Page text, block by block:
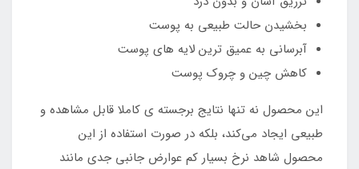
بخشیدن حالت طبیعی به پوست
آبرسانی به عمیق ترین لایه های پوست
کاهش چین و چروک پوست
این محصول نه تنها نتایج برجسته‌ ی کاملا قابل مشاهده و
طبیعی ایجاد می‌کند، بلکه در صورت استفاده از این
محصول شاهد نرخ بسیار کم عوارض جانبی جدی مانند